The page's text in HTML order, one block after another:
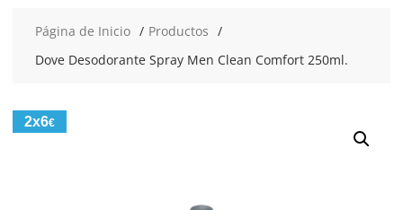
Página de Inicio
Productos
Dove Desodorante Spray Men Clean Comfort 250ml.
2x6€